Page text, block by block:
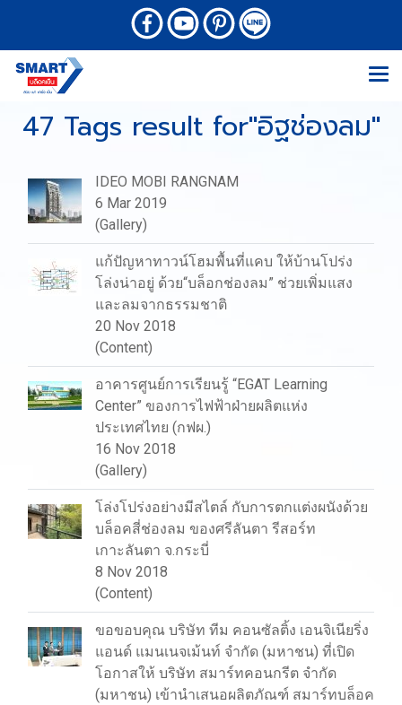
47 Tags result for"อิฐช่องลม"
IDEO MOBI RANGNAM
6 Mar 2019
(Gallery)
แก้ปัญหาทาวน์โฮมพื้นที่แคบ ให้บ้านโปร่ง
โล่งน่าอยู่ ด้วย“บล็อกช่องลม” ช่วยเพิ่มแสง
และลมจากธรรมชาติ
20 Nov 2018
(Content)
อาคารศูนย์การเรียนรู้ “EGAT Learning
Center” ของการไฟฟ้าฝ่ายผลิตแห่ง
ประเทศไทย (กฟผ.)
16 Nov 2018
(Gallery)
โล่งโปร่งอย่างมีสไตล์ กับการตกแต่งผนังด้วย
บล็อคสี่ช่องลม ของศรีลันตา รีสอร์ท
เกาะลันตา จ.กระบี่
8 Nov 2018
(Content)
ขอขอบคุณ บริษัท ทีม คอนซัลติ้ง เอนจิเนียริ่ง
แอนด์ แมนเนจเม้นท์ จำกัด (มหาชน) ที่เปิด
โอกาสให้ บริษัท สมาร์ทคอนกรีต จำกัด
(มหาชน) เข้านำเสนอผลิตภัณฑ์ สมาร์ทบล็อค